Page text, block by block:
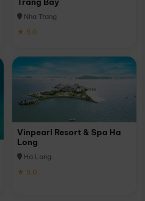
Trang Bay
Nha Trang
★ 5.0
Vinpearl Resort & Spa Ha
Long
Hạ Long
★ 5.0